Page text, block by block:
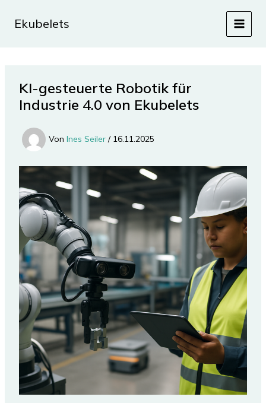
InhaltEkubelets
KI-gesteuerte Robotik für
Industrie 4.0 von Ekubelets
Von Ines Seiler / 16.11.2025